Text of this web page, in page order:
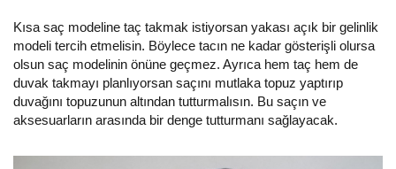
Kısa saç modeline taç takmak istiyorsan yakası açık bir gelinlik
modeli tercih etmelisin. Böylece tacın ne kadar gösterişli olursa
olsun saç modelinin önüne geçmez. Ayrıca hem taç hem de
duvak takmayı planlıyorsan saçını mutlaka topuz yaptırıp
duvağını topuzunun altından tutturmalısın. Bu saçın ve
aksesuarların arasında bir denge tutturmanı sağlayacak.